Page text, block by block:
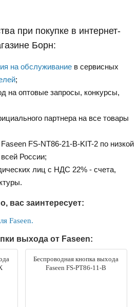
при покупке в интернет-
Борн:
на обслуживание в сервисных
;
на оптовые запросы, конкурсы,
партнера на все товары
FS-NT86-21-B-KIT-2 по низкой
России;
лиц с НДС 22% - счета,
вас заинтересует:
Faseen.
выхода от Faseen:
Беспроводная кнопка выхода
Faseen FS-PT86-11-B